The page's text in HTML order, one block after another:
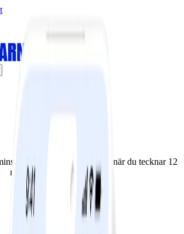
nu! Spara 50% när du tecknar 12
månaders medlemskap.